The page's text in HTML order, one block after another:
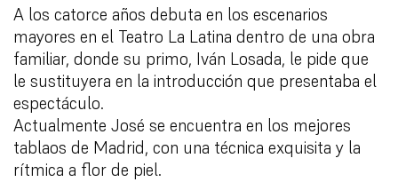
A los catorce años debuta en los escenarios
mayores en el Teatro La Latina dentro de una obra
familiar, donde su primo, Iván Losada, le pide que
le sustituyera en la introducción que presentaba el
espectáculo.
Actualmente José se encuentra en los mejores
tablaos de Madrid, con una técnica exquisita y la
rítmica a flor de piel.